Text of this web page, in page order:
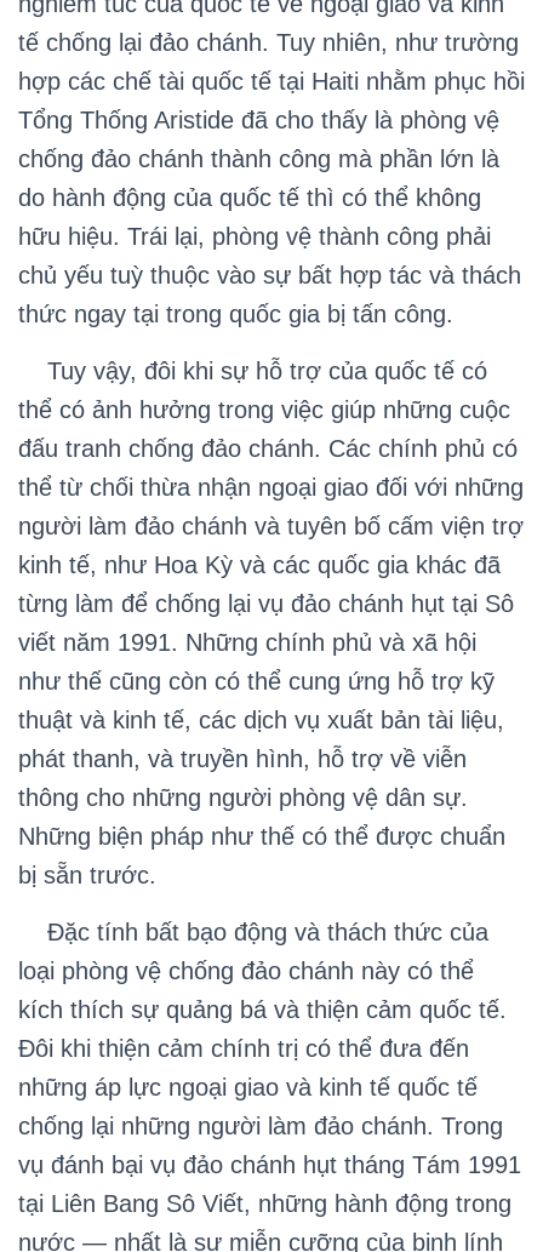
tế chống lại đảo chánh. Tuy nhiên, như trường
hợp các chế tài quốc tế tại Haiti nhằm phục hồi
Tổng Thống Aristide đã cho thấy là phòng vệ
chống đảo chánh thành công mà phần lớn là
do hành động của quốc tế thì có thể không
hữu hiệu. Trái lại, phòng vệ thành công phải
chủ yếu tuỳ thuộc vào sự bất hợp tác và thách
thức ngay tại trong quốc gia bị tấn công.
Tuy vậy, đôi khi sự hỗ trợ của quốc tế có
thể có ảnh hưởng trong việc giúp những cuộc
đấu tranh chống đảo chánh. Các chính phủ có
thể từ chối thừa nhận ngoại giao đối với những
người làm đảo chánh và tuyên bố cấm viện trợ
kinh tế, như Hoa Kỳ và các quốc gia khác đã
từng làm để chống lại vụ đảo chánh hụt tại Sô
viết năm 1991. Những chính phủ và xã hội
như thế cũng còn có thể cung ứng hỗ trợ kỹ
thuật và kinh tế, các dịch vụ xuất bản tài liệu,
phát thanh, và truyền hình, hỗ trợ về viễn
thông cho những người phòng vệ dân sự.
Những biện pháp như thế có thể được chuẩn
bị sẵn trước.
Đặc tính bất bạo động và thách thức của
loại phòng vệ chống đảo chánh này có thể
kích thích sự quảng bá và thiện cảm quốc tế.
Đôi khi thiện cảm chính trị có thể đưa đến
những áp lực ngoại giao và kinh tế quốc tế
chống lại những người làm đảo chánh. Trong
vụ đánh bại vụ đảo chánh hụt tháng Tám 1991
tại Liên Bang Sô Viết, những hành động trong
nước — nhất là sự miễn cưỡng của binh lính